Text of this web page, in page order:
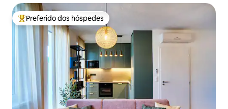
Entre os melhores preferidos dos hóspedes
Preferido dos hóspedes